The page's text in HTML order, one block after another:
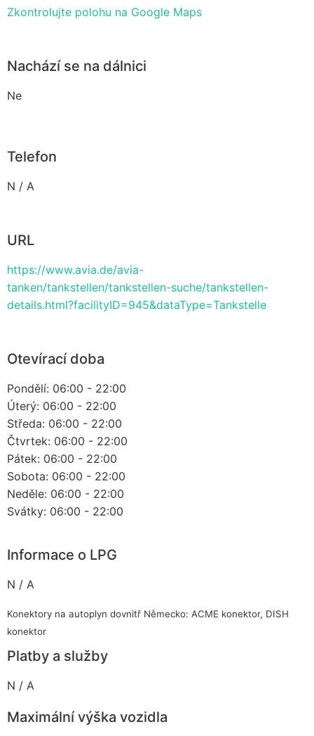
Zkontrolujte polohu na Google Maps
Nachází se na dálnici
Ne
Telefon
N / A
URL
https://www.avia.de/avia-
tanken/tankstellen/tankstellen-suche/tankstellen-
details.html?facilityID=945&dataType=Tankstelle
Otevírací doba
Pondělí: 06:00 - 22:00
Úterý: 06:00 - 22:00
Středa: 06:00 - 22:00
Čtvrtek: 06:00 - 22:00
Pátek: 06:00 - 22:00
Sobota: 06:00 - 22:00
Neděle: 06:00 - 22:00
Svátky: 06:00 - 22:00
Informace o LPG
N / A
Konektory na autoplyn dovnitř Německo: ACME konektor, DISH
konektor
Platby a služby
N / A
Maximální výška vozidla